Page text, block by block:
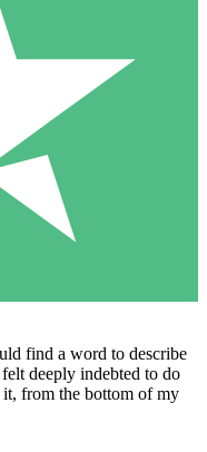
find a word to describe
deeply indebted to do
it, from the bottom of my